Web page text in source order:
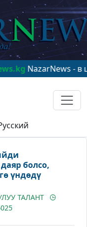
- в
болсо,
үндөдү
ТАЛАНТ